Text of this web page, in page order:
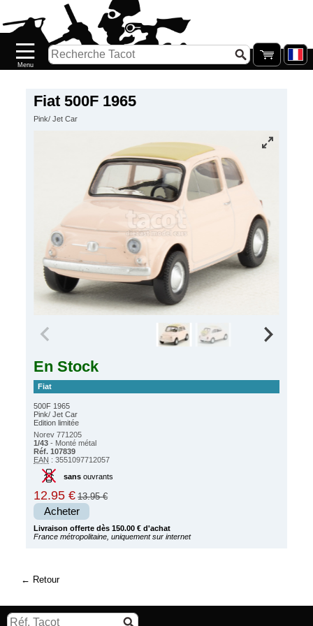
Fiat 500F 1965
Pink/ Jet Car
En Stock
Fiat
500F 1965
Pink/ Jet Car
Edition limitée
Norev 771205
1/43 - Monté métal
Réf. 107839
EAN : 3551097712057
sansouvrants
12.95 € 13.95 €
Acheter
Livraison offerte dès 150.00 € d'achat
France métropolitaine, uniquement sur internet
Retour
Nouveautés
Catalogue/Stock